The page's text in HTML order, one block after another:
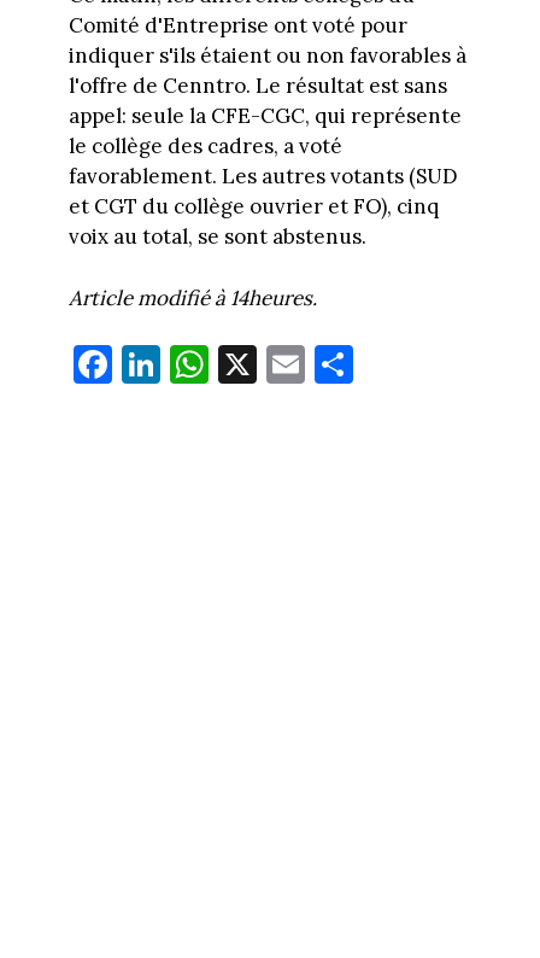
Comité d'Entreprise ont voté pour
indiquer s'ils étaient ou non favorables à
l'offre de Cenntro. Le résultat est sans
appel: seule la CFE-CGC, qui représente
le collège des cadres, a voté
favorablement. Les autres votants (SUD
et CGT du collège ouvrier et FO), cinq
voix au total, se sont abstenus.
Article modifié à 14heures.
Fa
ce
Li
nk
W
ha
X E
m
Pa
rt